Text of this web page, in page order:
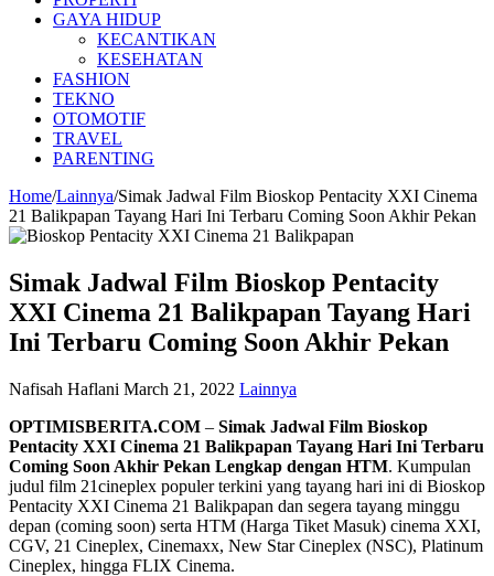
GAYA HIDUP
KECANTIKAN
KESEHATAN
FASHION
TEKNO
OTOMOTIF
TRAVEL
PARENTING
Home/Lainnya/Simak Jadwal Film Bioskop Pentacity XXI Cinema
21 Balikpapan Tayang Hari Ini Terbaru Coming Soon Akhir Pekan
Simak Jadwal Film Bioskop Pentacity
XXI Cinema 21 Balikpapan Tayang Hari
Ini Terbaru Coming Soon Akhir Pekan
Nafisah Haflani March 21, 2022 Lainnya
OPTIMISBERITA.COM – Simak Jadwal Film Bioskop
Pentacity XXI Cinema 21 Balikpapan Tayang Hari Ini Terbaru
Coming Soon Akhir Pekan Lengkap dengan HTM. Kumpulan
judul film 21cineplex populer terkini yang tayang hari ini di Bioskop
Pentacity XXI Cinema 21 Balikpapan dan segera tayang minggu
depan (coming soon) serta HTM (Harga Tiket Masuk) cinema XXI,
CGV, 21 Cineplex, Cinemaxx, New Star Cineplex (NSC), Platinum
Cineplex, hingga FLIX Cinema.